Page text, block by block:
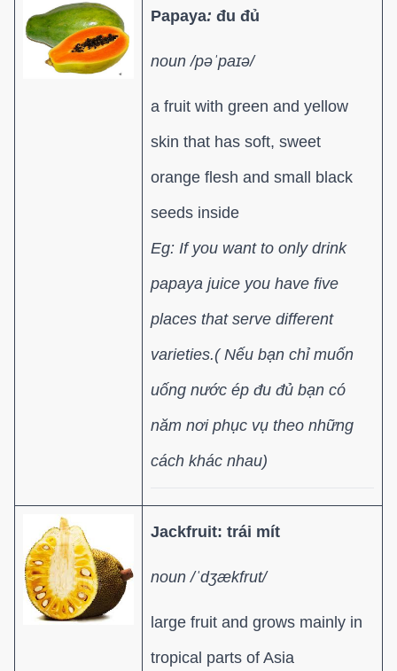
Papaya: đu đủ
noun /pəˈpaɪə/
a fruit with green and yellow
skin that has soft, sweet
orange flesh and small black
seeds inside
Eg: If you want to only drink
papaya juice you have five
places that serve different
varieties.( Nếu bạn chỉ muốn
uống nước ép đu đủ bạn có
năm nơi phục vụ theo những
cách khác nhau)
Jackfruit: trái mít
noun /ˈdʒækfrut/
large fruit and grows mainly in
tropical parts of Asia